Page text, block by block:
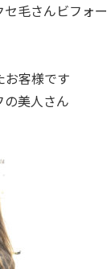
毛さんビフォー
お客様です
の美人さん